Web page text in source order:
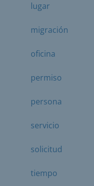
lugar
migración
oficina
permiso
persona
servicio
solicitud
tiempo